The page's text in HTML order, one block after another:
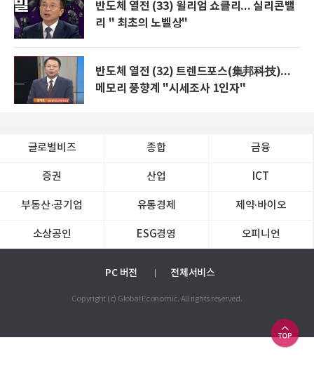
반도체 열전 (33) 윌리엄 쇼클리... 실리콘밸
리 " 최초의 노벨상"
반도체 열전 (32) 트렌드포스(集邦科技)...
메모리 풍향계 "시세조사 1인자"
글로벌비즈 종합 금융
증권 산업 ICT
부동산·공기업 유통경제 제약∙바이오
소상공인 ESG경영 오피니언
PC 버전 전체서비스
Copyright (c) Global Economic. All rights reserved.